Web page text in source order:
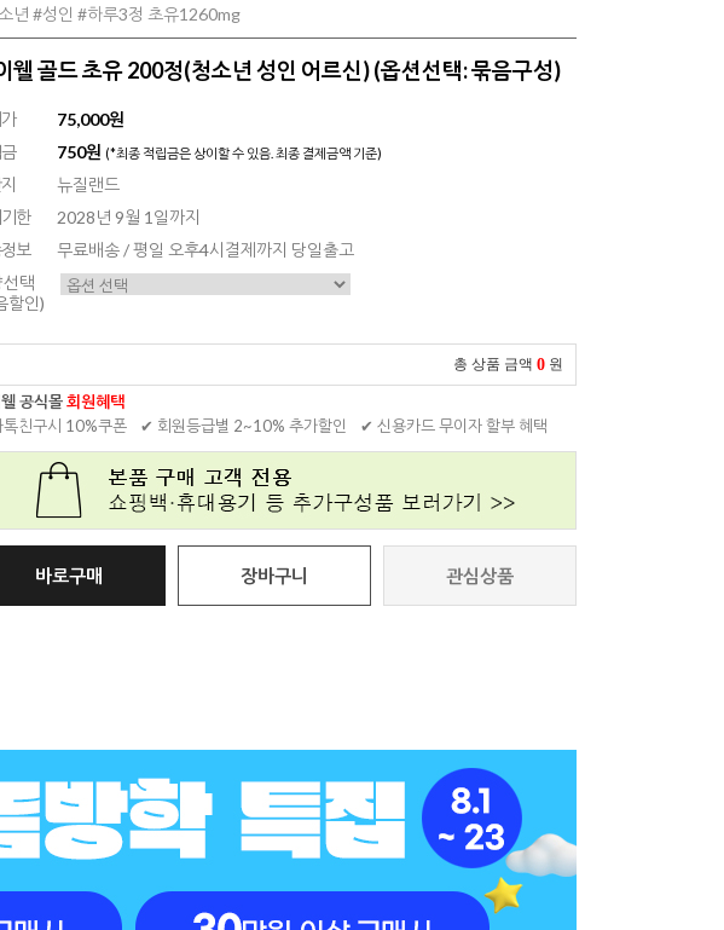
년 #성인 #하루3정 초유1260mg
웰 골드 초유 200정(청소년 성인 어르신) (옵션선택: 묶음구성)
75,000원
750원 (*최종 적립금은 상이할 수 있음. 최종 결제금액 기준)
뉴질랜드
한
2028년 9월 1일까지
보
무료배송 / 평일 오후4시결제까지 당일출고
택
할인)
총 상품 금액 0 원
공식몰회원혜택
친구시 10%쿠폰
✔ 회원등급별 2~10% 추가할인 ✔ 신용카드 무이자 할부 혜택
바로구매 장바구니 관심상품